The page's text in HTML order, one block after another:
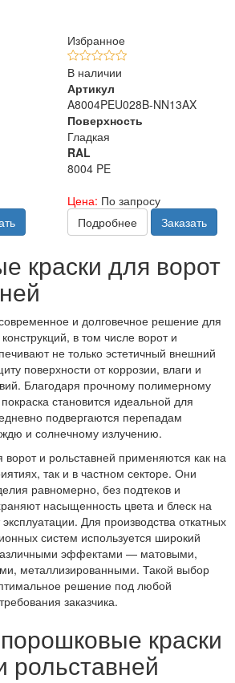
Избранное
В наличии
Артикул
A8004PEU028B-NN13AX
Поверхность
Гладкая
RAL
8004 PE
Цена: По запросу
Подробнее
Заказать
краски для ворот
и долговечное решение для
в том числе ворот и
не только эстетичный внешний
поверхности от коррозии, влаги и
Благодаря прочному полимерному
становится идеальной для
подвергаются перепадам
и солнечному излучению.
и рольставней применяются как на
так и в частном секторе. Они
равномерно, без подтеков и
насыщенность цвета и блеск на
Для производства откатных
систем используется широкий
эффектами — матовыми,
металлизированными. Такой выбор
решение под любой
заказчика.
краски
рольставней